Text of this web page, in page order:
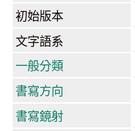
初始版本
文字語系
一般分類
書寫方向
書寫鏡射